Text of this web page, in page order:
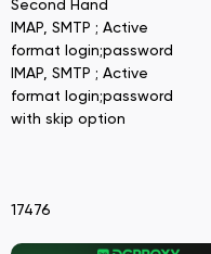
Second Hand
IMAP, SMTP ; Active
format login;password
IMAP, SMTP ; Active
format login;password
with skip option
17476